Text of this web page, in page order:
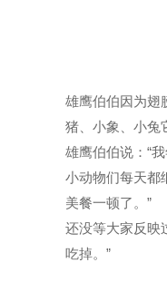
雄鹰伯伯因为翅
猪、小象、小兔
雄鹰伯伯说：“
小动物们每天都
美餐一顿了。”
还没等大家反映
吃掉。”